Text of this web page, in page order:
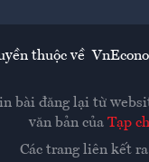
thuộc về
bài đăng lại từ
văn bản của Tạp
Các trang liên kết